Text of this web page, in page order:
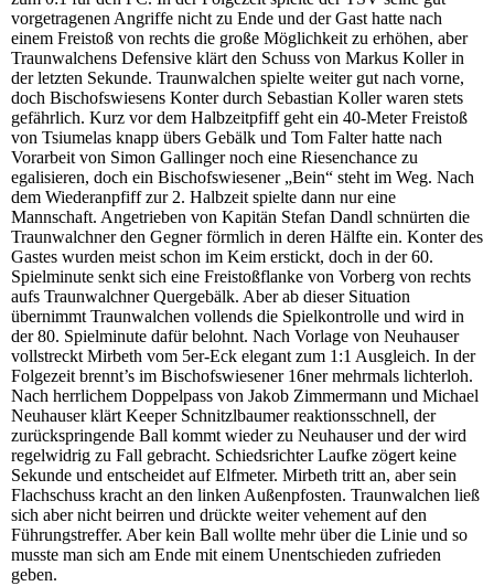
vorgetragenen Angriffe nicht zu Ende und der Gast hatte nach
einem Freistoß von rechts die große Möglichkeit zu erhöhen, aber
Traunwalchens Defensive klärt den Schuss von Markus Koller in
der letzten Sekunde. Traunwalchen spielte weiter gut nach vorne,
doch Bischofswiesens Konter durch Sebastian Koller waren stets
gefährlich. Kurz vor dem Halbzeitpfiff geht ein 40-Meter Freistoß
von Tsiumelas knapp übers Gebälk und Tom Falter hatte nach
Vorarbeit von Simon Gallinger noch eine Riesenchance zu
egalisieren, doch ein Bischofswiesener „Bein“ steht im Weg. Nach
dem Wiederanpfiff zur 2. Halbzeit spielte dann nur eine
Mannschaft. Angetrieben von Kapitän Stefan Dandl schnürten die
Traunwalchner den Gegner förmlich in deren Hälfte ein. Konter des
Gastes wurden meist schon im Keim erstickt, doch in der 60.
Spielminute senkt sich eine Freistoßflanke von Vorberg von rechts
aufs Traunwalchner Quergebälk. Aber ab dieser Situation
übernimmt Traunwalchen vollends die Spielkontrolle und wird in
der 80. Spielminute dafür belohnt. Nach Vorlage von Neuhauser
vollstreckt Mirbeth vom 5er-Eck elegant zum 1:1 Ausgleich. In der
Folgezeit brennt’s im Bischofswiesener 16ner mehrmals lichterloh.
Nach herrlichem Doppelpass von Jakob Zimmermann und Michael
Neuhauser klärt Keeper Schnitzlbaumer reaktionsschnell, der
zurückspringende Ball kommt wieder zu Neuhauser und der wird
regelwidrig zu Fall gebracht. Schiedsrichter Laufke zögert keine
Sekunde und entscheidet auf Elfmeter. Mirbeth tritt an, aber sein
Flachschuss kracht an den linken Außenpfosten. Traunwalchen ließ
sich aber nicht beirren und drückte weiter vehement auf den
Führungstreffer. Aber kein Ball wollte mehr über die Linie und so
musste man sich am Ende mit einem Unentschieden zufrieden
geben.